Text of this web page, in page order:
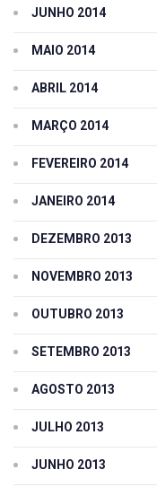
JUNHO 2014
MAIO 2014
ABRIL 2014
MARÇO 2014
FEVEREIRO 2014
JANEIRO 2014
DEZEMBRO 2013
NOVEMBRO 2013
OUTUBRO 2013
SETEMBRO 2013
AGOSTO 2013
JULHO 2013
JUNHO 2013